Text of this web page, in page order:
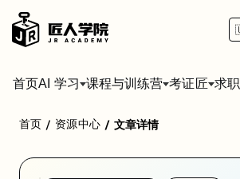
首页AI 学习 课程与训练营 考证匠 求
学校：昆士兰大学 / University of
UQ 这周三条新闻方向完全不同但都很硬。
首页 / 资源中心 / 文章详情